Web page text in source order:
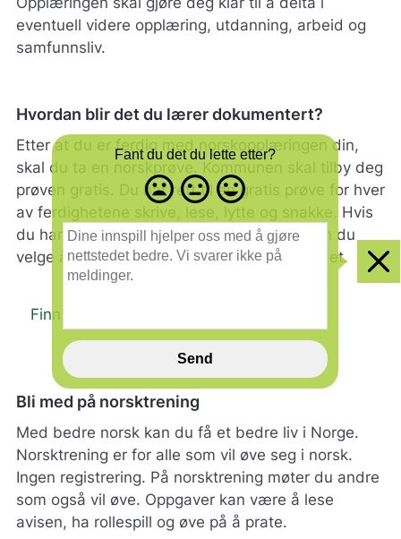
eventuell videre opplæring, utdanning, arbeid og
samfunnsliv.
Hvordan blir det du lærer dokumentert?
Etter at du er ferdig med norskopplæringen din,
skal du ta en norskprøve. Kommunen skal tilby deg
prøven gratis. Du har rett til en gratis prøve for hver
av ferdighetene skrive, lese, lytte og snakke. Hvis
du har kollektiv beskyttelse fra Ukraina, kan du
velge å ta norskprøven dersom du ønsker det.
Finn ut mer om norskprøven (Hk-dir)
Bli med på norsktrening
Med bedre norsk kan du få et bedre liv i Norge.
Norsktrening er for alle som vil øve seg i norsk.
Ingen registrering. På norsktrening møter du andre
som også vil øve. Oppgaver kan være å lese
avisen, ha rollespill og øve på å prate.
Fant du det du lette etter?
Misfornøyd
- trist
smilefjes
Nøytral
-
nøytralt
smilefjes
Fornøyd
glad
smilefjes
D
n
e
n
s
p
i
l
h
j
e
l
p
e
Send